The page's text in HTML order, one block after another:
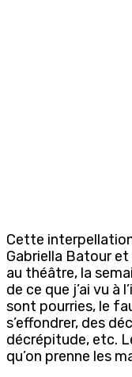
Cette
Gabriella Batour
au théâtre, la
de ce que j’ai vu à
sont pourries, le
s’effondrer, des
décrépitude, etc.
qu’on prenne les